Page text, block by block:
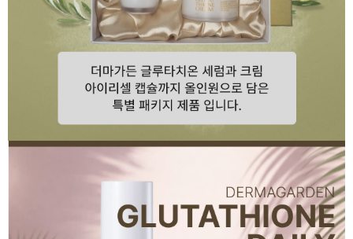
이코 라이프 하